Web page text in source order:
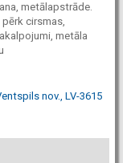
metālapstrāde.
cirsmas,
metāla
nov., LV-3615